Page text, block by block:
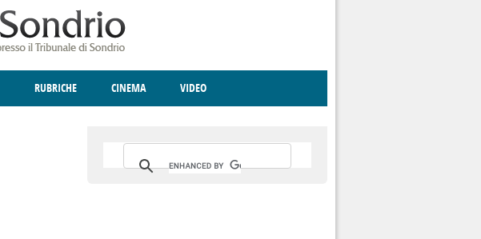
RUBRICHE CINEMA VIDEO